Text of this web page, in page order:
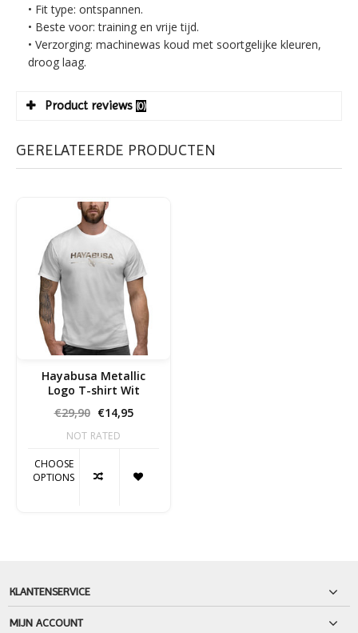
• Fit type: ontspannen.
• Beste voor: training en vrije tijd.
• Verzorging: machinewas koud met soortgelijke kleuren,
droog laag.
Product reviews (0)
GERELATEERDE PRODUCTEN
Hayabusa Metallic
Logo T-shirt Wit
€29,90 €14,95
NOT RATED
CHOOSE
OPTIONS
KLANTENSERVICE
MIJN ACCOUNT